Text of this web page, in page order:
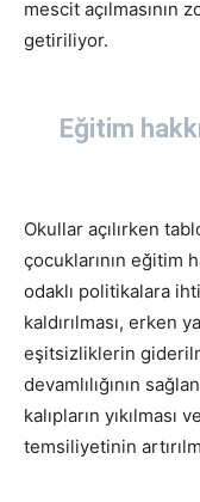
mescit açılmasının
getiriliyor.
Eğitim
Okullar açılırken
çocuklarının eğitim
odaklı politikalara
kaldırılması, erken
eşitsizliklerin
devamlılığının
kalıpların yıkılması
temsiliyetinin